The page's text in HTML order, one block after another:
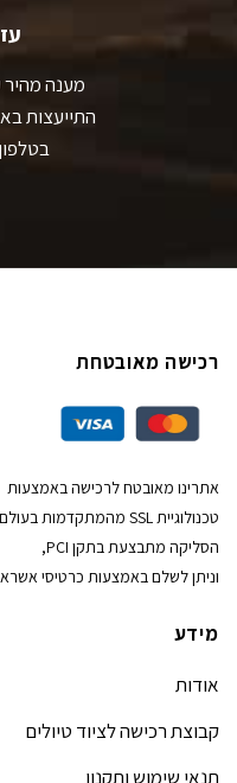
מענה
התייעצות
בטלפון 04-8332331.
רכישה מאובטחת
אתרינו מאובטח לרכישה באמצעות
טכנולוגיית SSL מהמתקדמות בעולם.
הסליקה מתבצעת בתקן PCI,
וניתן לשלם באמצעות כרטיסי
מידע
אודות
קבוצת רכישה לציוד טיולים
תנאי שימוש ותקנון